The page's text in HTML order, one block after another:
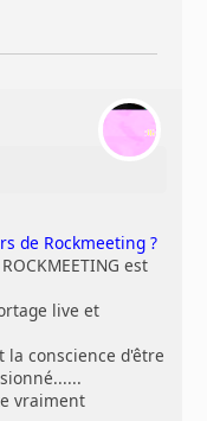
de Rockmeeting ?
est
live et
la conscience d'être
vraiment